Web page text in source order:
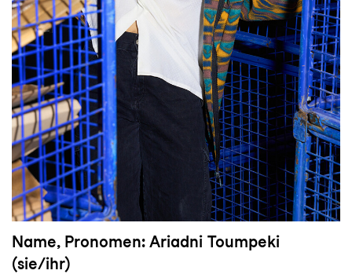
Name, Pronomen: Ariadni Toumpeki
(sie/ihr)